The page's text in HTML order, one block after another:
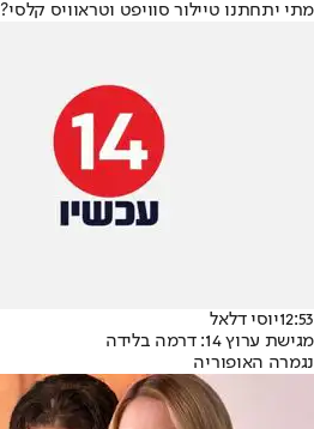
מתי יתחתנו טיילור סוויפט וטראוויס קלסי?
12:53יוסי דלאל
מגישת ערוץ 14: דרמה בלידה
נגמרה האופוריה